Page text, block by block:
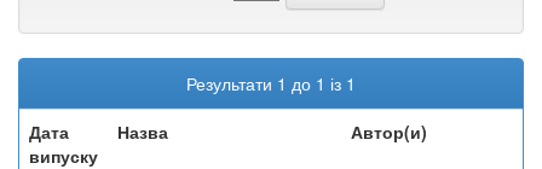
Результати 1 до 1 із 1
Дата
випуску
Назва Автор(и)